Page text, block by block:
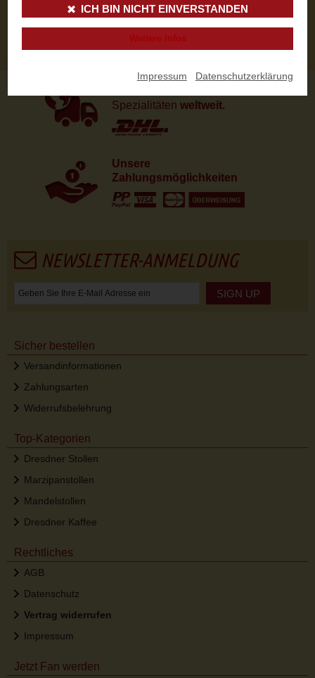
ICH BIN NICHT EINVERSTANDEN
Weitere Infos
Impressum Datenschutzerklärung
Räuchermännchen
Marika Göbel
Spezialitäten weltweit.
Unsere
Zahlungsmöglichkeiten
NEWSLETTER-ANMELDUNG
SIGN UP
Sicher bestellen
Versandinformationen
Zahlungsarten
Widerrufsbelehrung
Top-Kategorien
Dresdner Stollen
Marzipanstollen
Mandelstollen
Dresdner Kaffee
Rechtliches
AGB
Datenschutz
Vertrag widerrufen
Impressum
Jetzt Fan werden